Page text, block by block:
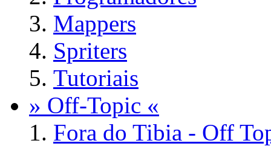
Mappers
Spriters
Tutoriais
» Off-Topic «
Fora do Tibia - Off